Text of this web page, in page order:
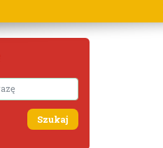
Wyszukaj